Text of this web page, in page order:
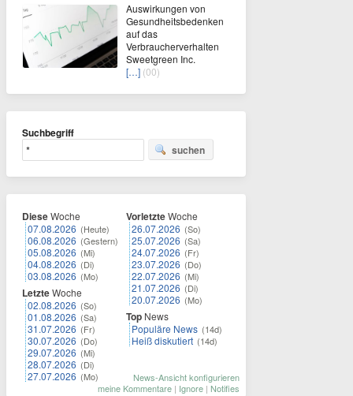
Auswirkungen von
Gesundheitsbedenken
auf das
Verbraucherverhalten
Sweetgreen Inc.
[…] (00)
Suchbegriff
suchen
DieseWoche
07.08.2026 (Heute)
06.08.2026 (Gestern)
05.08.2026 (Mi)
04.08.2026 (Di)
03.08.2026 (Mo)
LetzteWoche
02.08.2026 (So)
01.08.2026 (Sa)
31.07.2026 (Fr)
30.07.2026 (Do)
29.07.2026 (Mi)
28.07.2026 (Di)
27.07.2026 (Mo)
VorletzteWoche
26.07.2026 (So)
25.07.2026 (Sa)
24.07.2026 (Fr)
23.07.2026 (Do)
22.07.2026 (Mi)
21.07.2026 (Di)
20.07.2026 (Mo)
Top News
Populäre News (14d)
Heiß diskutiert (14d)
News-Ansicht konfigurieren
meine Kommentare | Ignore | Notifies